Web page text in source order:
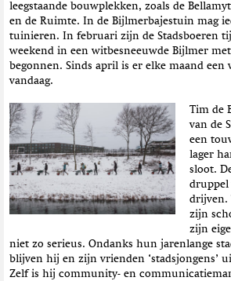
leegstaande bouwplekken, zoals de
en de Ruimte. In de Bijlmerbajestuin mag
tuinieren. In februari zijn de Stadsboeren
weekend in een witbesneeuwde Bijlmer
begonnen. Sinds april is er elke maand een
vandaag.
Tim de
van de
een
lager
sloot.
drijven.
zijn
zijn
niet zo serieus. Ondanks hun jarenlange
blijven hij en zijn vrienden ‘stadsjongens’
Zelf is hij community- en